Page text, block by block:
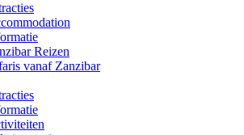
Reizen
vanaf Zanzibar